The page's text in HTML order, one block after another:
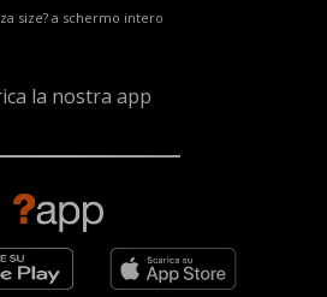
size? a schermo intero
la nostra app